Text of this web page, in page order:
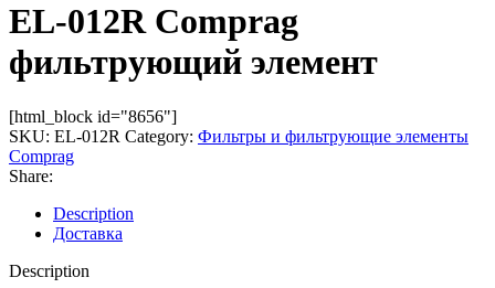
EL-012R Comprag
фильтрующий элемент
[html_block id="8656"]
SKU: EL-012R Category: Фильтры и фильтрующие элементы
Comprag
Share:
Description
Доставка
Description